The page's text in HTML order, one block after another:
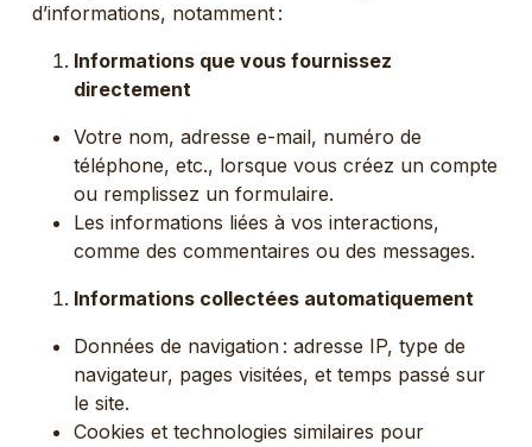
d’informations, notamment :
Informations que vous fournissez
directement
Votre nom, adresse e-mail, numéro de
téléphone, etc., lorsque vous créez un compte
ou remplissez un formulaire.
Les informations liées à vos interactions,
comme des commentaires ou des messages.
Informations collectées automatiquement
Données de navigation : adresse IP, type de
navigateur, pages visitées, et temps passé sur
le site.
Cookies et technologies similaires pour